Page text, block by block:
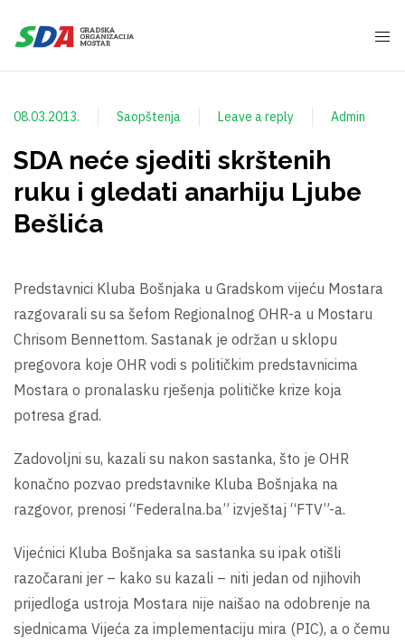
08.03.2013. Saopštenja Leave a reply Admin
SDA neće sjediti skrštenih
ruku i gledati anarhiju Ljube
Bešlića
Predstavnici Kluba Bošnjaka u Gradskom vijeću Mostara
razgovarali su sa šefom Regionalnog OHR-a u Mostaru
Chrisom Bennettom. Sastanak je održan u sklopu
pregovora koje OHR vodi s političkim predstavnicima
Mostara o pronalasku rješenja političke krize koja
potresa grad.
Zadovoljni su, kazali su nakon sastanka, što je OHR
konačno pozvao predstavnike Kluba Bošnjaka na
razgovor, prenosi “Federalna.ba” izvještaj “FTV”-a.
Vijećnici Kluba Bošnjaka sa sastanka su ipak otišli
razočarani jer – kako su kazali – niti jedan od njihovih
prijedloga ustroja Mostara nije naišao na odobrenje na
sjednicama Vijeća za implementaciju mira (PIC), a o čemu